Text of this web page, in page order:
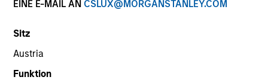
EINE E-MAIL AN CSLUX@MORGANSTANLEY.COM
Sitz
Austria
Funktion